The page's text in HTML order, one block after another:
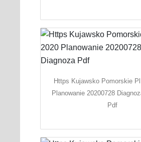
Https Kujawsko Pomorskie
Planowanie 20200728
Pdf